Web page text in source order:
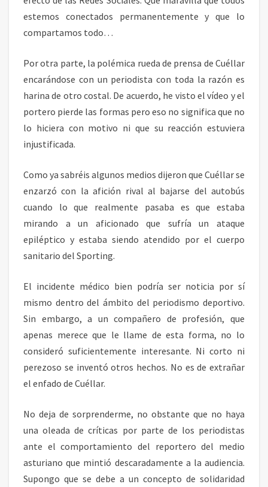
estemos conectados permanentemente y que lo
compartamos todo…
Por otra parte, la polémica rueda de prensa de Cuéllar
encarándose con un periodista con toda la razón es
harina de otro costal. De acuerdo, he visto el vídeo y el
portero pierde las formas pero eso no significa que no
lo hiciera con motivo ni que su reacción estuviera
injustificada.
Como ya sabréis algunos medios dijeron que Cuéllar se
enzarzó con la afición rival al bajarse del autobús
cuando lo que realmente pasaba es que estaba
mirando a un aficionado que sufría un ataque
epiléptico y estaba siendo atendido por el cuerpo
sanitario del Sporting.
El incidente médico bien podría ser noticia por sí
mismo dentro del ámbito del periodismo deportivo.
Sin embargo, a un compañero de profesión, que
apenas merece que le llame de esta forma, no lo
consideró suficientemente interesante. Ni corto ni
perezoso se inventó otros hechos. No es de extrañar
el enfado de Cuéllar.
No deja de sorprenderme, no obstante que no haya
una oleada de críticas por parte de los periodistas
ante el comportamiento del reportero del medio
asturiano que mintió descaradamente a la audiencia.
Supongo que se debe a un concepto de solidaridad